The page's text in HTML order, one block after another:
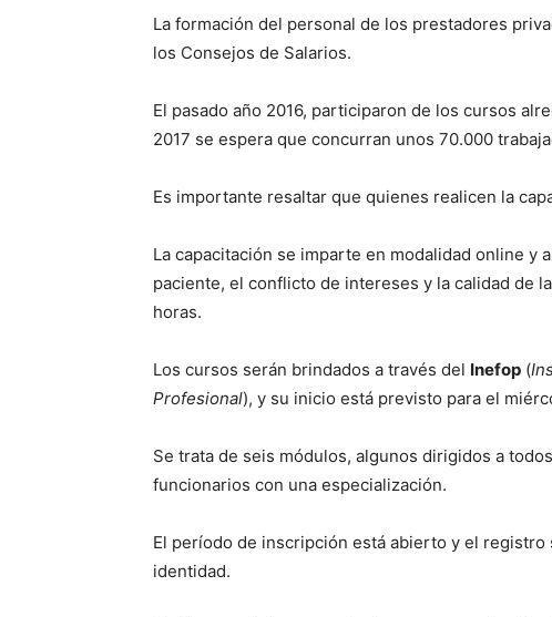
La formación del personal de los prestadores
los Consejos de Salarios.
El pasado año 2016, participaron de los cursos
2017 se espera que concurran unos 70.000
Es importante resaltar que quienes realicen la
La capacitación se imparte en modalidad online y
paciente, el conflicto de intereses y la calidad de
horas.
Los cursos serán brindados a través del Inefop (
Profesional), y su inicio está previsto para el
Se trata de seis módulos, algunos dirigidos a
funcionarios con una especialización.
El período de inscripción está abierto y el
identidad.